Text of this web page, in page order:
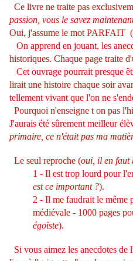
Ce livre ne traite pas
passion, vous le savez
Oui, j'assume le mot PARFAIT (
On apprend en jouant, les
historiques. Chaque page traite
Cet ouvrage pourrait presque
lirait une histoire chaque soir
tellement vivant que l'on ne
Pourquoi n'enseigne t on pas
J'aurais été sûrement meilleur
primaire, ce n'était pas ma
Le seul reproche (oui, il en faut
1 - Il est trop lourd pour
est ce important ?).
2 - Il me faudrait le même
médiévale - 1000 pages
égoïste).
Si vous aimez les anecdotes